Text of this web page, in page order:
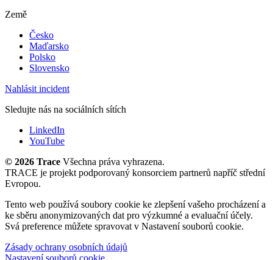
Země
Česko
Maďarsko
Polsko
Slovensko
Nahlásit incident
Sledujte nás na sociálních sítích
LinkedIn
YouTube
© 2026 Trace Všechna práva vyhrazena.
TRACE je projekt podporovaný konsorciem partnerů napříč střední
Evropou.
Tento web používá soubory cookie ke zlepšení vašeho procházení a
ke sběru anonymizovaných dat pro výzkumné a evaluační účely.
Svá preference můžete spravovat v Nastavení souborů cookie.
Zásady ochrany osobních údajů